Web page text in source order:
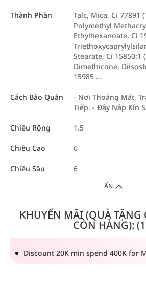
Thành Phần
Talc, Mica, Ci 77891
Polymethyl
Ethylhexanoate, Ci
Stearate, Ci 15850:1
Dimethicone,
15985 …
Cách Bảo Quản
- Nơi Thoáng Mát,
Tiếp. - Đậy Nắp Kín
Chiều Rộng 1.5
Chiều Cao 6
Chiều Sâu 6
ẨN
KHUYẾN MÃI (QUÀ TẶNG
CÒN HÀNG):
Discount 20K min spend 400K for